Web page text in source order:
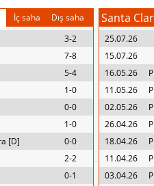
İç saha
Dış saha
3-2
7-8
5-4
1-0
0-0
1-0
[D]
0-0
2-2
0-1
Santa
25.07.26
15.07.26
16.05.26
11.05.26
02.05.26
26.04.26
18.04.26
11.04.26
03.04.26